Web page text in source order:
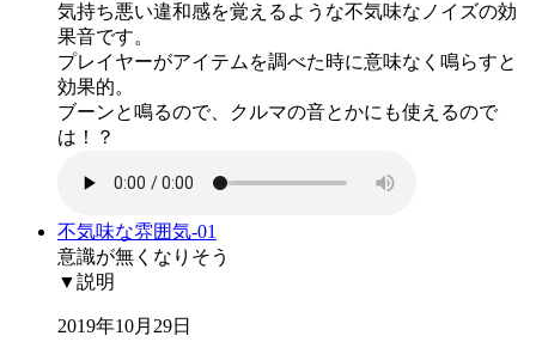
気持ち悪い違和感を覚えるような不気味なノイズの効
果音です。
プレイヤーがアイテムを調べた時に意味なく鳴らすと
効果的。
ブーンと鳴るので、クルマの音とかにも使えるので
は！？
不気味な雰囲気-01
意識が無くなりそう
▼説明
2019年10月29日